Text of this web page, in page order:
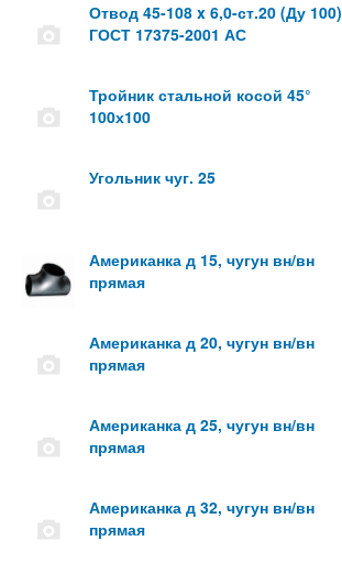
Отвод 45-108 x 6,0-ст.20 (Ду 100)
ГОСТ 17375-2001 АС
Тройник стальной косой 45°
100х100
Угольник чуг. 25
Американка д 15, чугун вн/вн
прямая
Американка д 20, чугун вн/вн
прямая
Американка д 25, чугун вн/вн
прямая
Американка д 32, чугун вн/вн
прямая